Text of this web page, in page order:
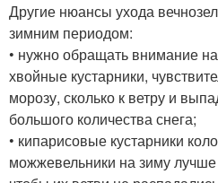
Другие нюансы ухода
зимним периодом:
• нужно обращать внимание на
хвойные кустарники,
морозу, сколько к ветру и
большого количества снега;
• кипарисовые кустарники
можжевельники на зиму